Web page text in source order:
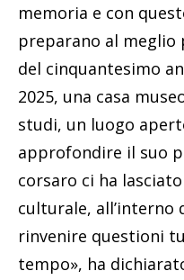
memoria e con
preparano al meglio
del cinquantesimo
2025, una casa
studi, un luogo
approfondire il suo
corsaro ci ha
culturale, all’interno
rinvenire questioni
tempo», ha